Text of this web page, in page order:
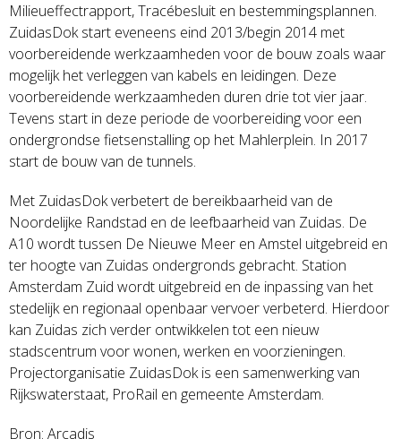
Milieueffectrapport, Tracébesluit en bestemmingsplannen.
ZuidasDok start eveneens eind 2013/begin 2014 met
voorbereidende werkzaamheden voor de bouw zoals waar
mogelijk het verleggen van kabels en leidingen. Deze
voorbereidende werkzaamheden duren drie tot vier jaar.
Tevens start in deze periode de voorbereiding voor een
ondergrondse fietsenstalling op het Mahlerplein. In 2017
start de bouw van de tunnels.
Met ZuidasDok verbetert de bereikbaarheid van de
Noordelijke Randstad en de leefbaarheid van Zuidas. De
A10 wordt tussen De Nieuwe Meer en Amstel uitgebreid en
ter hoogte van Zuidas ondergronds gebracht. Station
Amsterdam Zuid wordt uitgebreid en de inpassing van het
stedelijk en regionaal openbaar vervoer verbeterd. Hierdoor
kan Zuidas zich verder ontwikkelen tot een nieuw
stadscentrum voor wonen, werken en voorzieningen.
Projectorganisatie ZuidasDok is een samenwerking van
Rijkswaterstaat, ProRail en gemeente Amsterdam.
Bron: Arcadis